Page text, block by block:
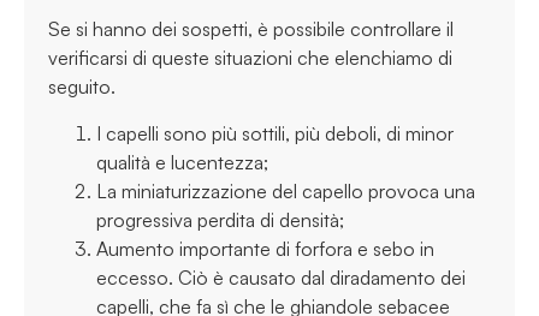
Se si hanno dei sospetti, è possibile controllare il
verificarsi di queste situazioni che elenchiamo di
seguito.
I capelli sono più sottili, più deboli, di minor
qualità e lucentezza;
La miniaturizzazione del capello provoca una
progressiva perdita di densità;
Aumento importante di forfora e sebo in
eccesso. Ciò è causato dal diradamento dei
capelli, che fa sì che le ghiandole sebacee